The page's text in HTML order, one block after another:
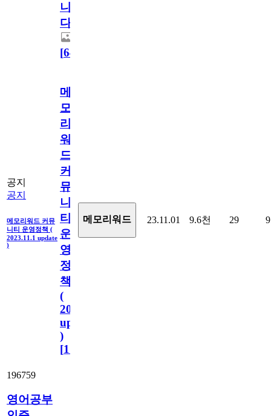
니
다.
[64
공지
공지
메모리워드 커뮤
니티 운영정책 (
2023.11.1 update
)
메
모
리
워
드
커
뮤
니
티
운
영
정
책
(
2023.11.1
update
)
[110
메모리워드 23.11.01 9.6천 29 9
196759
영어공부